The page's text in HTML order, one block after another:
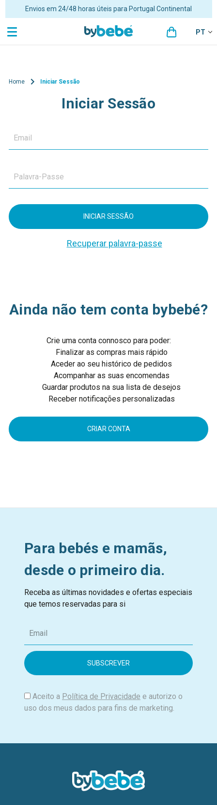
Envios em 24/48 horas úteis para Portugal Continental
PT
Home Iniciar Sessão
Iniciar Sessão
Recuperar palavra-passe
Ainda não tem conta bybebé?
Crie uma conta connosco para poder:
Finalizar as compras mais rápido
Aceder ao seu histórico de pedidos
Acompanhar as suas encomendas
Guardar produtos na sua lista de desejos
Receber notificações personalizadas
CRIAR CONTA
Para bebés e mamãs,
desde o primeiro dia.
Receba as últimas novidades e ofertas especiais
que temos reservadas para si
m
i
Aceito a Política de Privacidade e autorizo o
uso dos meus dados para fins de marketing.